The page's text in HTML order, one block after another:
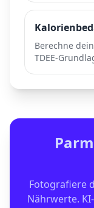
Berechne
TDEE-
Fotografiere
Nährwerte.